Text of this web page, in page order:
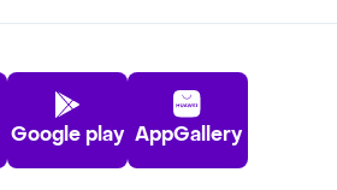
Google play AppGallery